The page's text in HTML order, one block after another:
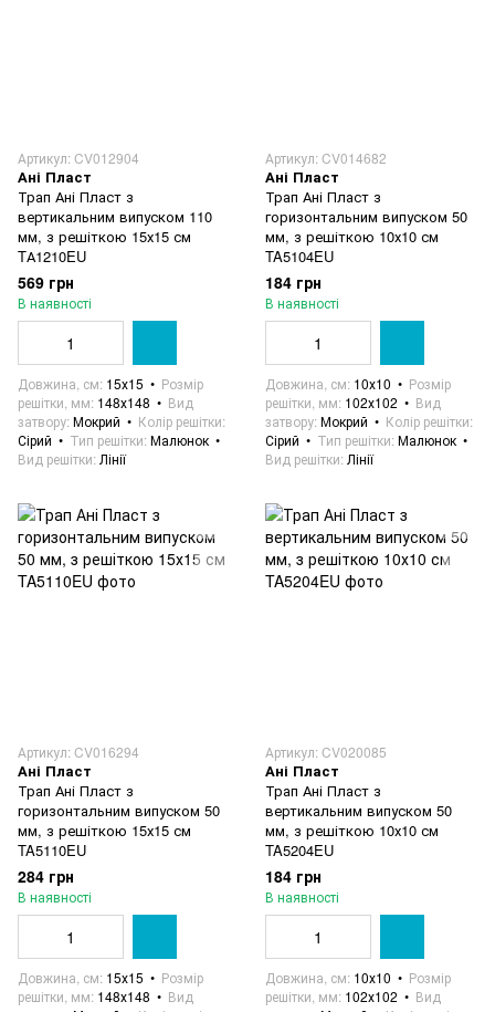
Артикул: CV012904
Ані Пласт
Трап Ані Пласт з
вертикальним випуском 110
мм, з решіткою 15х15 см
TА1210EU
569 грн
В наявності
Довжина, см 15х15
Розмір
решітки, мм 148х148
Вид
затвору Мокрий
Колір решітки
Сірий
Тип решітки Малюнок
Вид решітки Лінії
Артикул: CV014682
Ані Пласт
Трап Ані Пласт з
горизонтальним випуском 50
мм, з решіткою 10х10 см
TA5104EU
184 грн
В наявності
Довжина, см 10х10
Розмір
решітки, мм 102х102
Вид
затвору Мокрий
Колір решітки
Сірий
Тип решітки Малюнок
Вид решітки Лінії
Артикул: CV016294
Ані Пласт
Трап Ані Пласт з
горизонтальним випуском 50
мм, з решіткою 15х15 см
TA5110EU
284 грн
В наявності
Довжина, см 15х15
Розмір
решітки, мм 148х148
Вид
Артикул: CV020085
Ані Пласт
Трап Ані Пласт з
вертикальним випуском 50
мм, з решіткою 10х10 см
TA5204EU
184 грн
В наявності
Довжина, см 10х10
Розмір
решітки, мм 102х102
Вид